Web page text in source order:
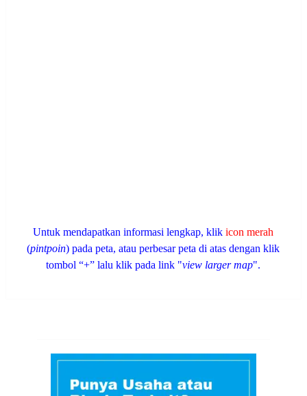
Untuk mendapatkan informasi lengkap, klikicon merah
(pintpoin) pada peta, atau perbesar peta di atas dengan klik
tombol “+” lalu klik pada link "view larger map".